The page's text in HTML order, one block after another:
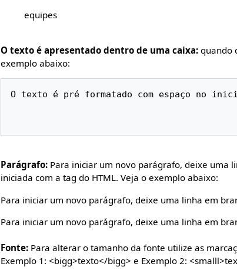
equipes
O texto é apresentado dentro de uma caixa: quando
exemplo abaixo:
Parágrafo: Para iniciar um novo parágrafo, deixe uma
iniciada com a tag do HTML. Veja o exemplo abaixo:
Para iniciar um novo parágrafo, deixe uma linha em
Para iniciar um novo parágrafo, deixe uma linha em
Fonte: Para alterar o tamanho da fonte utilize as
Exemplo 1: <bigg>texto</bigg> e Exemplo 2: